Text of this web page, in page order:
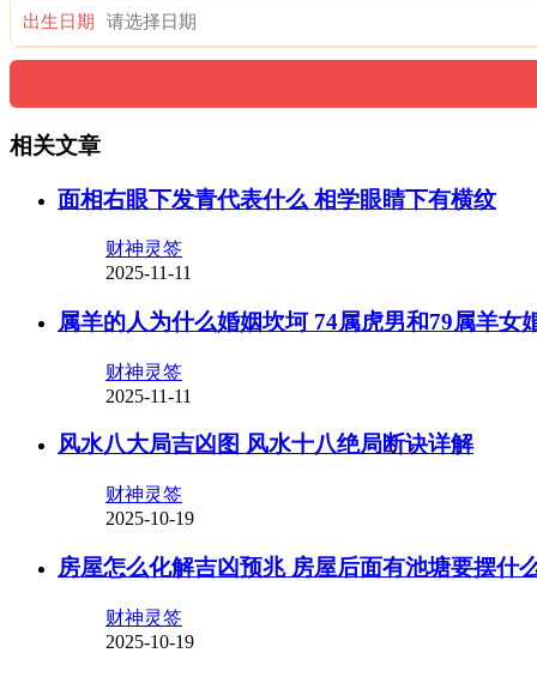
出生日期
相关文章
面相右眼下发青代表什么 相学眼睛下有横纹
财神灵签
2025-11-11
属羊的人为什么婚姻坎坷 74属虎男和79属羊女
财神灵签
2025-11-11
风水八大局吉凶图 风水十八绝局断诀详解
财神灵签
2025-10-19
房屋怎么化解吉凶预兆 房屋后面有池塘要摆什
财神灵签
2025-10-19